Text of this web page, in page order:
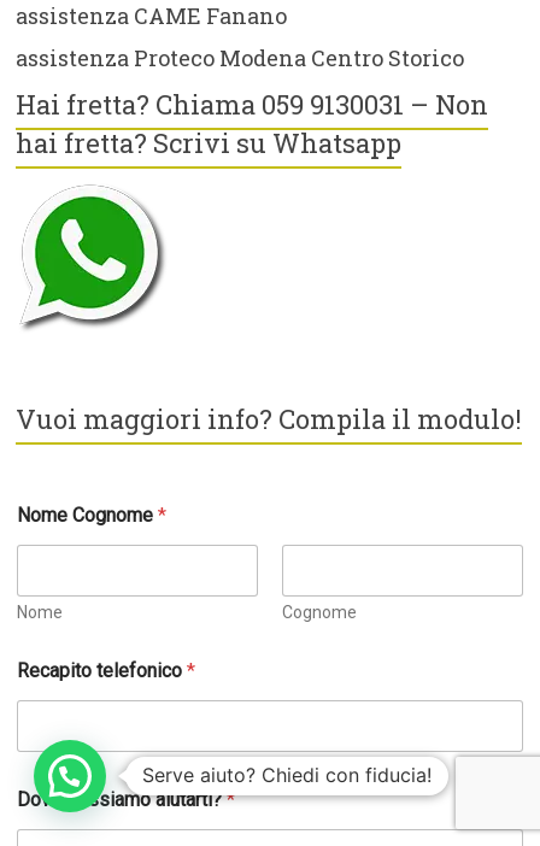
assistenza CAME Fanano
assistenza Proteco Modena Centro Storico
Hai fretta? Chiama 059 9130031 – Non
hai fretta? Scrivi su Whatsapp
Vuoi maggiori info? Compila il modulo!
Nome Cognome*
Nome Cognome
Recapito telefonico*
C
o
Dove possiamo aiutarti?*
Serve aiuto? Chiedi con fiducia!